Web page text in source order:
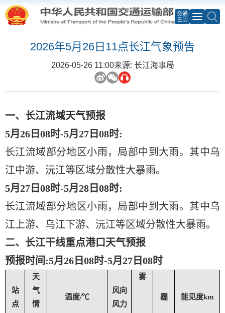
交通
日历
2026年5月26日11点长江气象预告
2026-05-26 11:00来源: 长江海事局
一、长江流域天气预报
5月26日08时-5月27日08时:
长江流域部分地区小雨，局部中到大雨。其中乌
江中游、沅江等区域分散性大暴雨。
5月27日08时-5月28日08时:
长江流域部分地区小雨，局部中到大雨。其中乌
江上游、乌江下游、沅江等区域分散性大暴雨。
二、长江干线重点港口天气预报
预报时间 :5月26日08时-5月27日08时
站
点
天
气
情
温度/℃
风向
风力
雾
霾 能见度km